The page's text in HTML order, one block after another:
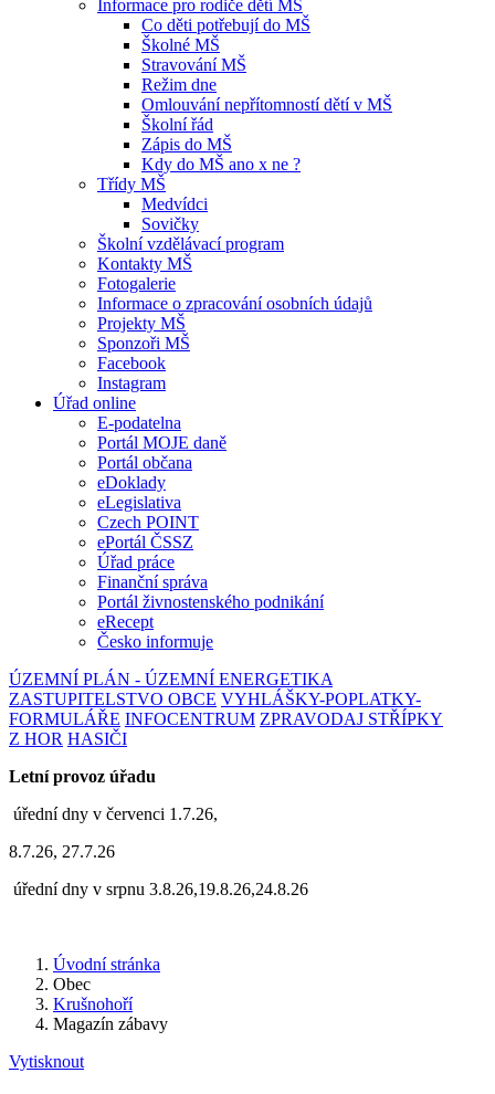
Informace pro rodiče dětí MŠ
Co děti potřebují do MŠ
Školné MŠ
Stravování MŠ
Režim dne
Omlouvání nepřítomností dětí v MŠ
Školní řád
Zápis do MŠ
Kdy do MŠ ano x ne ?
Třídy MŠ
Medvídci
Sovičky
Školní vzdělávací program
Kontakty MŠ
Fotogalerie
Informace o zpracování osobních údajů
Projekty MŠ
Sponzoři MŠ
Facebook
Instagram
Úřad online
E-podatelna
Portál MOJE daně
Portál občana
eDoklady
eLegislativa
Czech POINT
ePortál ČSSZ
Úřad práce
Finanční správa
Portál živnostenského podnikání
eRecept
Česko informuje
ÚZEMNÍ PLÁN - ÚZEMNÍ ENERGETIKA
ZASTUPITELSTVO OBCE VYHLÁŠKY-POPLATKY-
FORMULÁŘE INFOCENTRUM ZPRAVODAJ STŘÍPKY
Z HOR HASIČI
Letní provoz úřadu
úřední dny v červenci 1.7.26,
8.7.26, 27.7.26
úřední dny v srpnu 3.8.26,19.8.26,24.8.26
Úvodní stránka
Obec
Krušnohoří
Magazín zábavy
Vytisknout